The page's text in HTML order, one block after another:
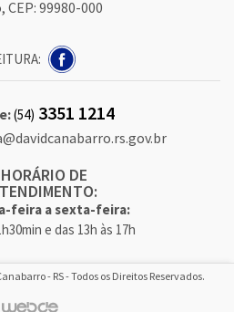
CEP: 99980-000
(54) 3351 1214
HORÁRIO DE
feira a sexta-feira:
e das 13h às 17h
- RS - Todos os Direitos Reservados.